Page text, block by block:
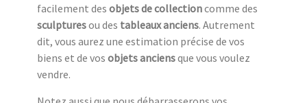
facilement des objets de collectioncomme des
sculpturesou des tableaux anciens. Autrement
dit, vous aurez une estimation précise de vos
biens et de vos objets anciensque vous voulez
vendre.